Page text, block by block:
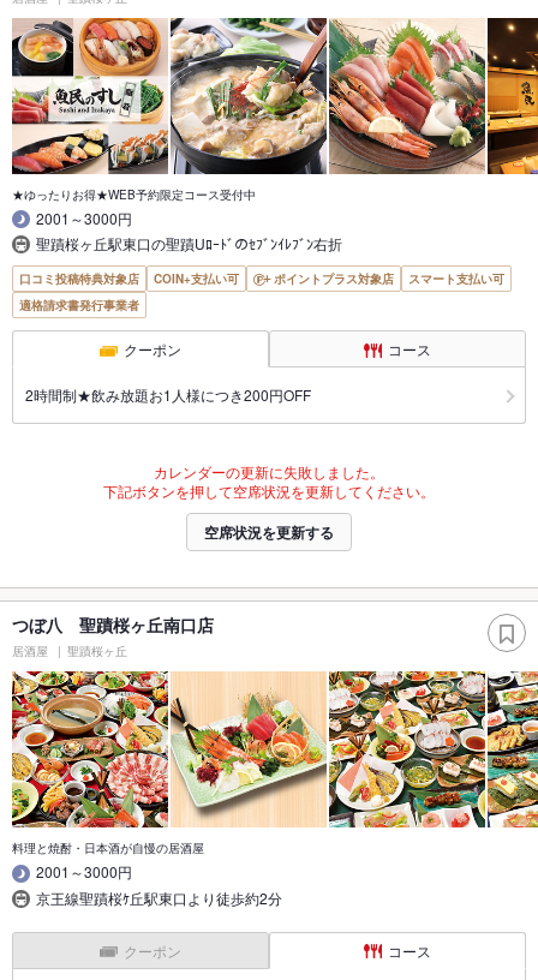
★ゆったりお得★WEB予約限定コース受付中
2001～3000円
聖蹟桜ヶ丘駅東口の聖蹟Uﾛｰﾄﾞのｾﾌﾞﾝｲﾚﾌﾞﾝ右折
口コミ投稿特典対象店 COIN+支払い可 ポイントプラス対象店
スマート支払い可
適格請求書発行事業者
クーポン コース
2時間制★飲み放題お1人様につき200円OFF
カレンダーの更新に失敗しました。
下記ボタンを押して空席状況を更新してください。
空席状況を更新する
つぼ八 聖蹟桜ヶ丘南口店
居酒屋 聖蹟桜ヶ丘
料理と焼酎・日本酒が自慢の居酒屋
2001～3000円
京王線聖蹟桜ｹ丘駅東口より徒歩約2分
クーポン コース